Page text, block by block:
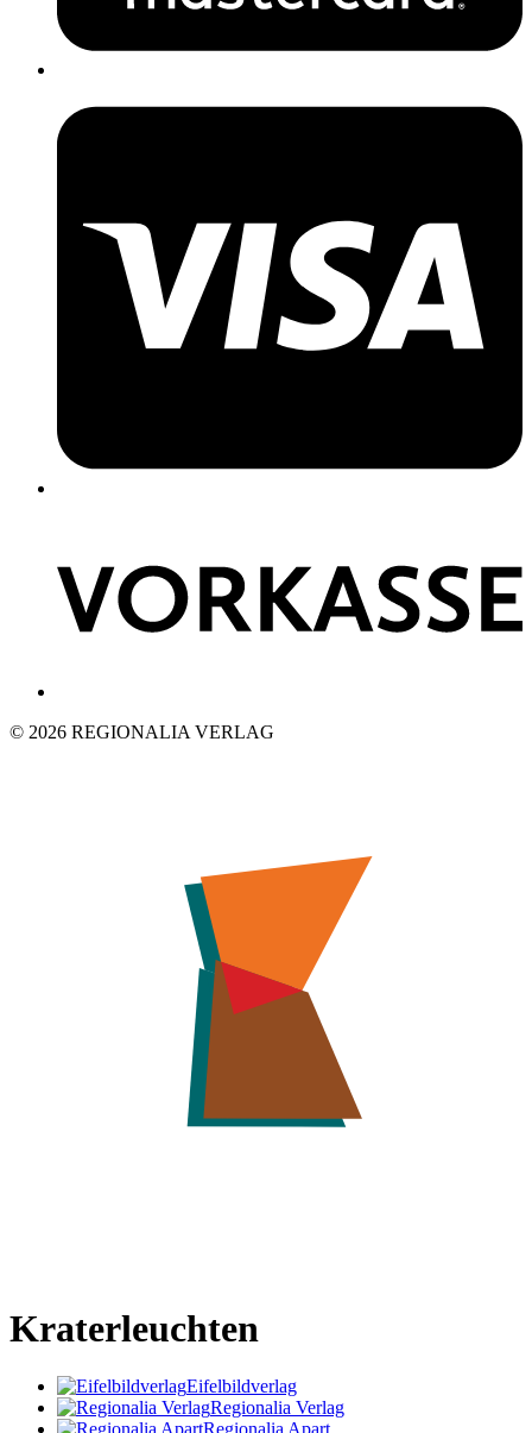
© 2026 REGIONALIA VERLAG
Kraterleuchten
Eifelbildverlag
Regionalia Verlag
Regionalia Apart